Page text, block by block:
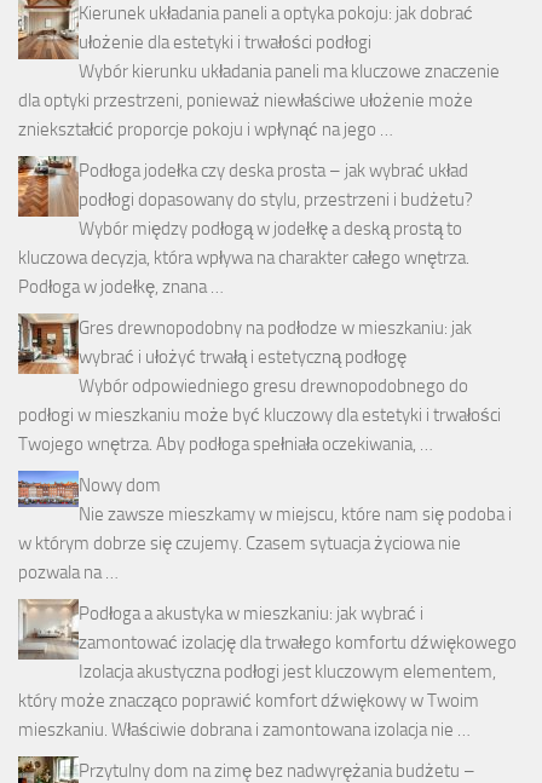
Kierunek układania paneli a optyka pokoju: jak dobrać
ułożenie dla estetyki i trwałości podłogi
Wybór kierunku układania paneli ma kluczowe znaczenie
dla optyki przestrzeni, ponieważ niewłaściwe ułożenie może
zniekształcić proporcje pokoju i wpłynąć na jego …
Podłoga jodełka czy deska prosta – jak wybrać układ
podłogi dopasowany do stylu, przestrzeni i budżetu?
Wybór między podłogą w jodełkę a deską prostą to
kluczowa decyzja, która wpływa na charakter całego wnętrza.
Podłoga w jodełkę, znana …
Gres drewnopodobny na podłodze w mieszkaniu: jak
wybrać i ułożyć trwałą i estetyczną podłogę
Wybór odpowiedniego gresu drewnopodobnego do
podłogi w mieszkaniu może być kluczowy dla estetyki i trwałości
Twojego wnętrza. Aby podłoga spełniała oczekiwania, …
Nowy dom
Nie zawsze mieszkamy w miejscu, które nam się podoba i
w którym dobrze się czujemy. Czasem sytuacja życiowa nie
pozwala na …
Podłoga a akustyka w mieszkaniu: jak wybrać i
zamontować izolację dla trwałego komfortu dźwiękowego
Izolacja akustyczna podłogi jest kluczowym elementem,
który może znacząco poprawić komfort dźwiękowy w Twoim
mieszkaniu. Właściwie dobrana i zamontowana izolacja nie …
Przytulny dom na zimę bez nadwyrężania budżetu –